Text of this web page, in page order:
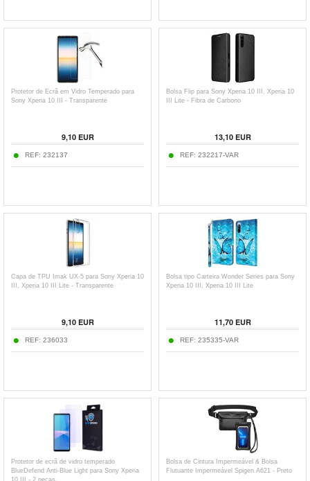
Protetor de Ecrã em Vidro Temperado para
Sony Xperia 10 III - Transparente
9,10EUR
REF: 232137
Bolsa Flip para Sony Xperia 10 III, Xperia 10
III Lite - Fibra de Carbono
13,10EUR
REF: 232217-VAR
Capa de TPU Imak UX-5 para Sony Xperia 10
III, Xperia 10 III Lite - Transparente
9,10EUR
REF: 236033
Bolsa tipo Carteira Wonder Series para Sony
Xperia 10 III, Xperia 10 III Lite
11,70EUR
REF: 235335-VAR
Protetor de ecrã de vidro temperado
BlueDefend Anti-Blue Light para Sony Xperia
10 III - 2 peças.
Bolsa de Cintura Impermeável & Bolsa
Flutuante Impermeável Spigen A621 - Preto